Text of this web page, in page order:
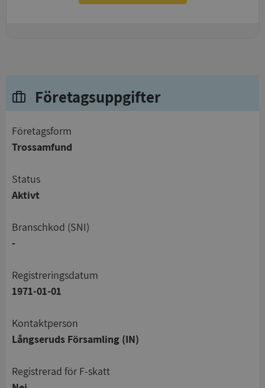
Företagsuppgifter
företagsform
Trossamfund
status
Aktivt
branschkod (SNI)
-
registreringsdatum
1971-01-01
Kontaktperson
Långseruds Församling (IN)
registrerad för F-skatt